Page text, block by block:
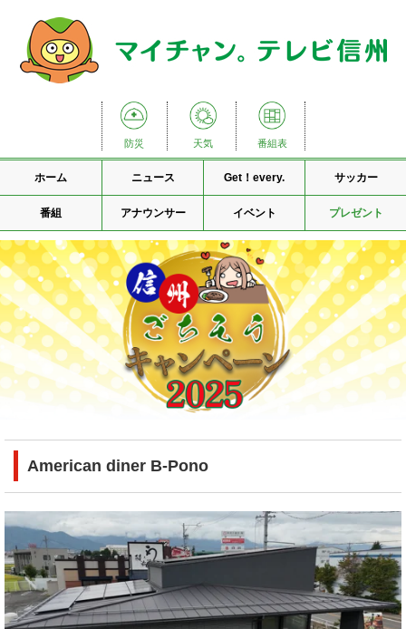
防災 天気 番組表
ホーム ニュース Get！every. サッカー
番組 アナウンサー イベント プレゼント
American diner B-Pono